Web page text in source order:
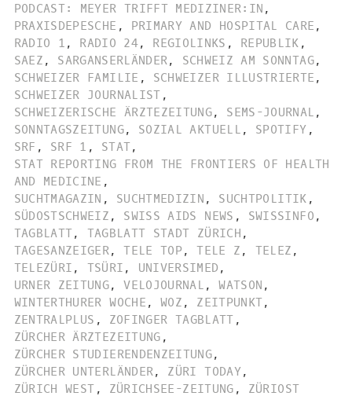
PODCAST: MEYER TRIFFT MEDIZINER:IN ,
PRAXISDEPESCHE , PRIMARY AND HOSPITAL CARE ,
RADIO 1 , RADIO 24, REGIOLINKS , REPUBLIK ,
SAEZ , SARGANSERLÄNDER, SCHWEIZ AM SONNTAG,
SCHWEIZER FAMILIE , SCHWEIZER ILLUSTRIERTE ,
SCHWEIZER JOURNALIST ,
SCHWEIZERISCHE ÄRZTEZEITUNG, SEMS-JOURNAL ,
SONNTAGSZEITUNG, SOZIAL AKTUELL , SPOTIFY ,
SRF , SRF 1 , STAT,
STAT REPORTING FROM THE FRONTIERS OF HEALTH
AND MEDICINE ,
SUCHTMAGAZIN , SUCHTMEDIZIN , SUCHTPOLITIK ,
SÜDOSTSCHWEIZ , SWISS AIDS NEWS , SWISSINFO ,
TAGBLATT, TAGBLATT STADT ZÜRICH ,
TAGESANZEIGER, TELE TOP, TELE Z , TELEZ ,
TELEZÜRI , TSÜRI , UNIVERSIMED ,
URNER ZEITUNG, VELOJOURNAL , WATSON ,
WINTERTHURER WOCHE , WOZ , ZEITPUNKT,
ZENTRALPLUS , ZOFINGER TAGBLATT ,
ZÜRCHER ÄRZTEZEITUNG ,
ZÜRCHER STUDIERENDENZEITUNG,
ZÜRCHER UNTERLÄNDER, ZÜRI TODAY,
ZÜRICH WEST , ZÜRICHSEE-ZEITUNG , ZÜRIOST